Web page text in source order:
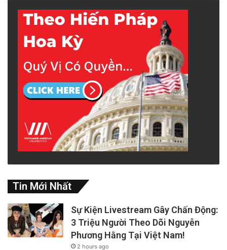
Tin Mới Nhất
Sự Kiện Livestream Gây Chấn Động:
3 Triệu Người Theo Dõi Nguyễn
Phương Hằng Tại Việt Nam!
2 hours ago